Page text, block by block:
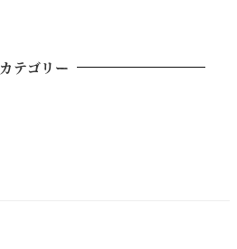
カテゴリー